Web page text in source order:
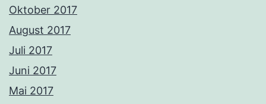
Oktober 2017
August 2017
Juli 2017
Juni 2017
Mai 2017